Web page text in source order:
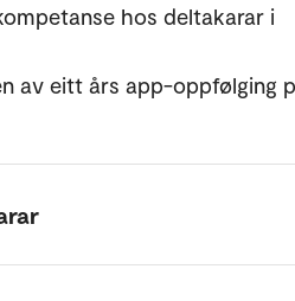
hos deltakarar i
av eitt års app-oppfølging